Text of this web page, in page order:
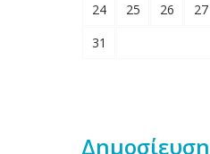
24
25 26 27
31
Δημοσίευση